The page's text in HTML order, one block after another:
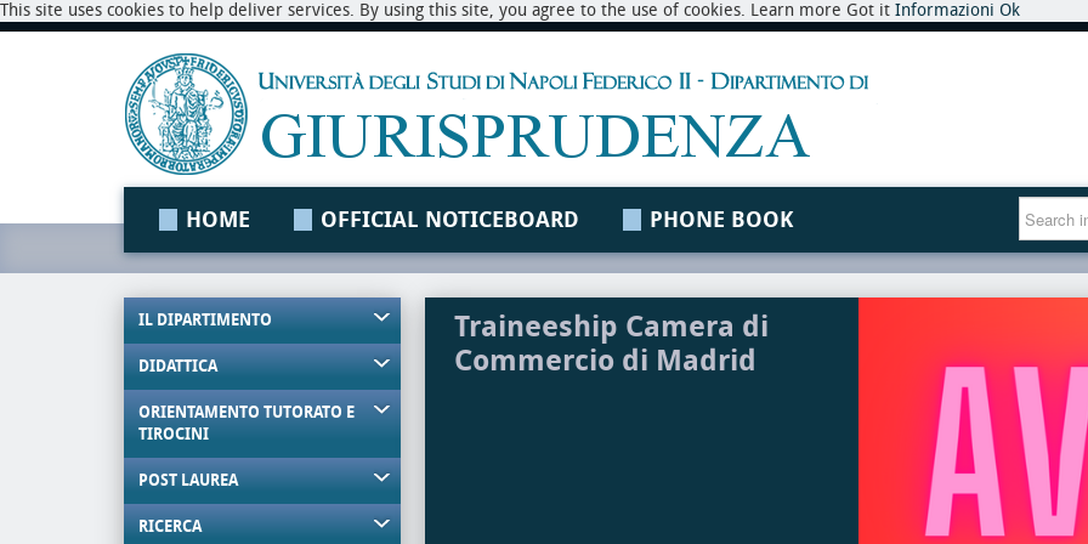
This site uses cookies to help deliver services. By using this site, you agree to the use of cookies. Learn more Got it Informazioni Ok
HOME OFFICIAL NOTICEBOARD PHONE BOOK
IL DIPARTIMENTO
DIDATTICA
ORIENTAMENTO TUTORATO E
TIROCINI
POST LAUREA
RICERCA
Traineeship Camera di
Commercio di Madrid